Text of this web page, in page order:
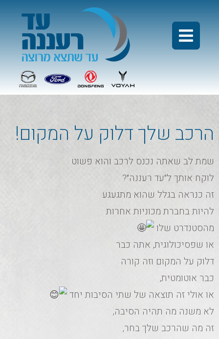
הרכב שלך דלוק על המקום!
שמת לב שאתה נכנס לרכב והוא פשוט
לוקח אותך ל״עד רעננה״?
זה כנראה בגלל שהוא מתגעגע
להיות בחברת מכוניות אחרות
מהסטנדרט שלו
או שפסיכולוגית, אתה כבר
דלוק על המקום וזה קורה
כבר אוטומטית,
או אולי זה תוצאה של שתי הסיבות יחד
לא משנה מה תהיה הסיבה,
זה מה שהרכב שלך בחר,